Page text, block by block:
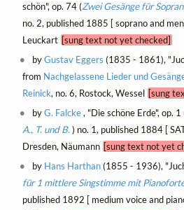
schön", op. 74 (Zwei Gesänge für
no. 2, published 1885 [ soprano and
Leuckart [sung text not yet checked]
byGustav Eggers (1835 - 1861),
from Nachgelassene Lieder und
Reinick, no. 6, Rostock, Wessel [sung
byG. Falcke, "Die schöne Erde", op. 1
A., T. und B.) no. 1, published 1884 [
Dresden, Näumann [sung text not yet
by Hans Harthan(1855 - 1936),
für 1 mittlere Singstimme mit
published 1892 [ medium voice and